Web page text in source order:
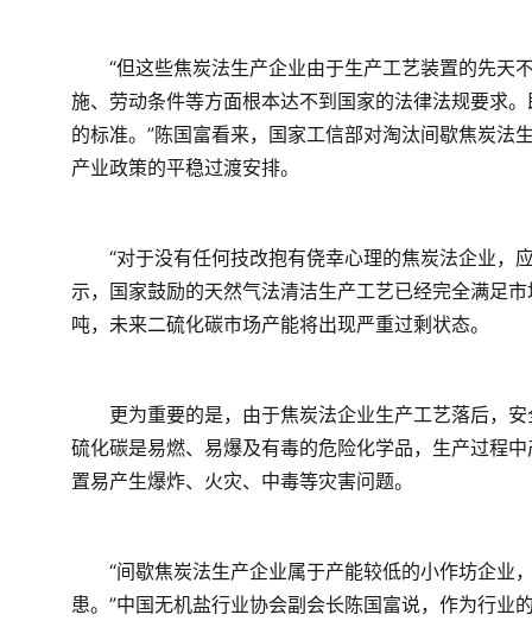
“但这些焦炭法生产企业由于生产工艺装置的先天
施、劳动条件等方面根本达不到国家的法律法规要求
的标准。”陈国富看来，国家工信部对淘汰间歇焦炭
产业政策的平稳过渡安排。
“对于没有任何技改抱有侥幸心理的焦炭法企业，
示，国家鼓励的天然气法清洁生产工艺已经完全满足
吨，未来二硫化碳市场产能将出现严重过剩状态。
更为重要的是，由于焦炭法企业生产工艺落后，安
硫化碳是易燃、易爆及有毒的危险化学品，生产过程
置易产生爆炸、火灾、中毒等灾害问题。
“间歇焦炭法生产企业属于产能较低的小作坊企业
患。”中国无机盐行业协会副会长陈国富说，作为行